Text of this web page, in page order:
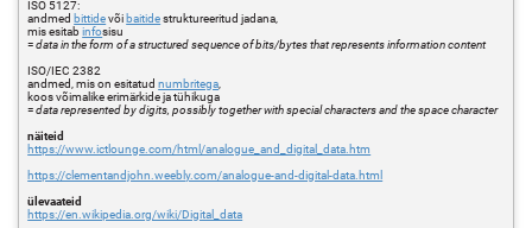
ISO 5127:
andmed bittidevõi baitidestruktureeritud jadana,
mis esitabinfosisu
=data in the form of a structured sequence of bits/bytes that represents information content
ISO/IEC 2382
andmed, mis on esitatudnumbritega
koos võimalike erimärkide ja tühikuga
=data represented by digits, possibly together with special characters and the space character
näiteid
https://www.ictlounge.com/html/analogue_and_digital_data.htm
https://clementandjohn.weebly.com/analogue-and-digital-data.html
ülevaateid
https://en.wikipedia.org/wiki/Digital_data